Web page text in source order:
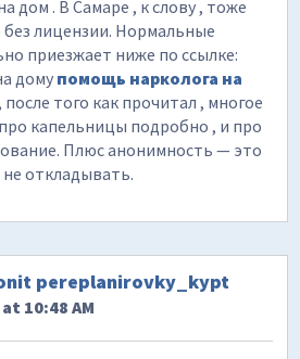
дом . В Самаре , к слову , тоже
лицензии. Нормальные
приезжает ниже по ссылке:
дому помощь нарколога на
того как прочитал , многое
капельницы подробно , и про
Плюс анонимность — это
откладывать.
pereplanirovky_kypt
10:48 AM